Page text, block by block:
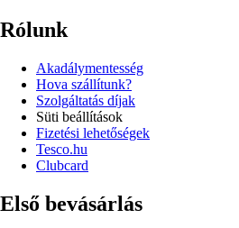
Rólunk
Akadálymentesség
Hova szállítunk?
Szolgáltatás díjak
Süti beállítások
Fizetési lehetőségek
Tesco.hu
Clubcard
Első bevásárlás